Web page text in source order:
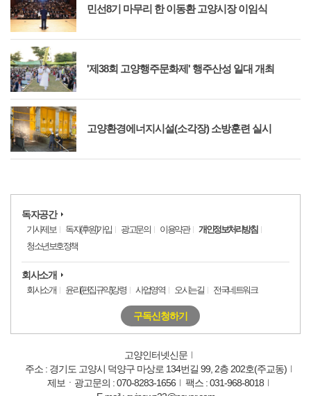
민선8기 마무리 한 이동환 고양시장 이임식
'제38회 고양행주문화제' 행주산성 일대 개최
고양환경에너지시설(소각장) 소방훈련 실시
독자공간
기사제보 독자(후원)가입 광고문의 이용약관
개인정보처리방침
청소년보호정책
회사소개
회사소개 윤리(편집규약)강령 사업영역 오시는길 전국네트워크
구독신청하기
고양인터넷신문
주소 : 경기도 고양시 덕양구 마상로 134번길 99, 2층 202호(주교동)
제보ㆍ광고문의 : 070-8283-1656
팩스 : 031-968-8018